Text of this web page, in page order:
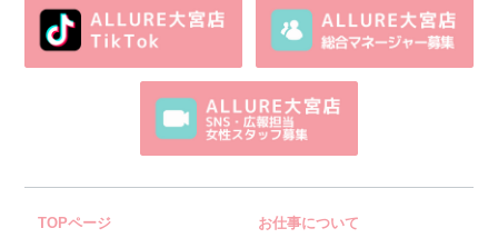
TOPページ
お仕事について